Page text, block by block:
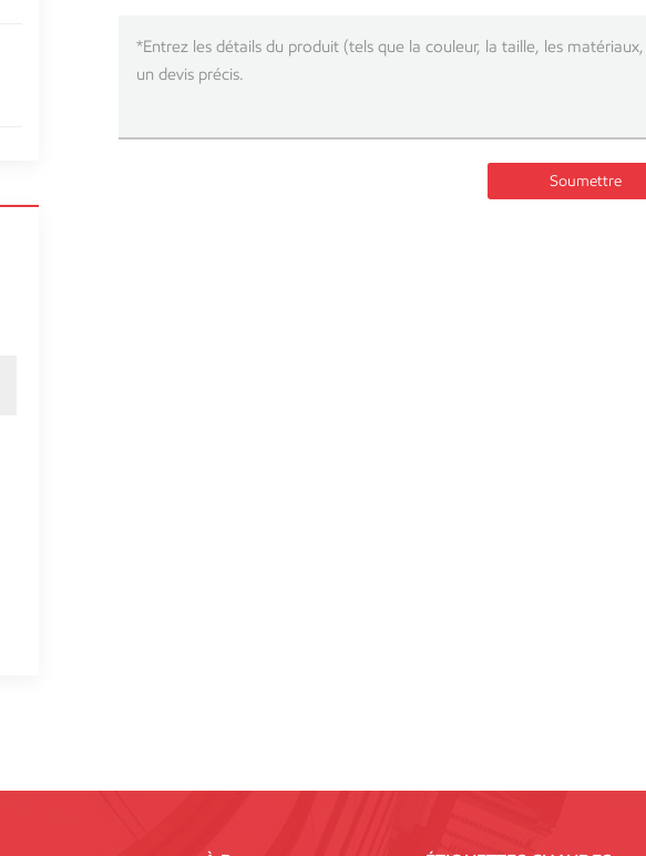
la résistance structurale La capacité
propriétés physiques et
flexion du tube. Une paroi plus
sa capacité de charge axiale.B. Le
supportée d'un tuyau augmente, plus
Soumettre